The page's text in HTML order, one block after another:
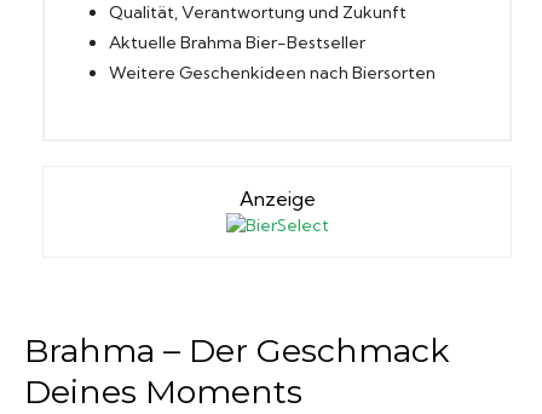
Qualität, Verantwortung und Zukunft
Aktuelle Brahma Bier-Bestseller
Weitere Geschenkideen nach Biersorten
Anzeige
Brahma – Der Geschmack
Deines Moments